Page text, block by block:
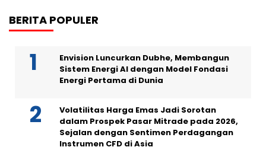
BERITA POPULER
Envision Luncurkan Dubhe, Membangun
Sistem Energi AI dengan Model Fondasi
Energi Pertama di Dunia
Volatilitas Harga Emas Jadi Sorotan
dalam Prospek Pasar Mitrade pada 2026,
Sejalan dengan Sentimen Perdagangan
Instrumen CFD di Asia